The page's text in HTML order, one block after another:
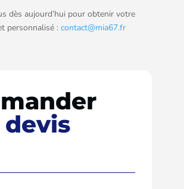
dès aujourd’hui pour obtenir votre
personnalisé : contact@mia67.fr